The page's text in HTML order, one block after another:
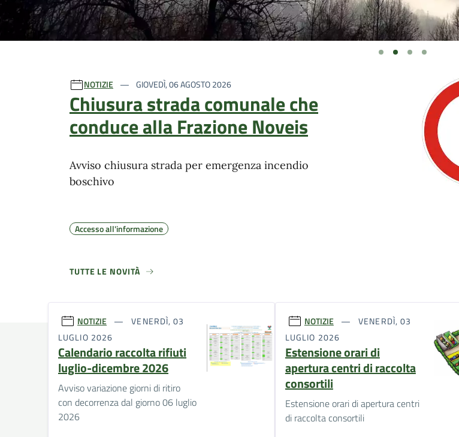
Ultime notizie
NOTIZIE GIOVEDÌ, 06 AGOSTO 2026
Chiusura strada comunale che
conduce alla Frazione Noveis
Avviso chiusura strada per emergenza incendio
boschivo
Accesso all'informazione
TUTTE LE NOVITÀ
NOTIZIE
VENERDÌ, 03
LUGLIO 2026
Calendario raccolta rifiuti
luglio-dicembre 2026
Avviso variazione giorni di ritiro
con decorrenza dal giorno 06 luglio
2026
NOTIZIE
VENERDÌ, 03
LUGLIO 2026
Estensione orari di
apertura centri di raccolta
consortili
Estensione orari di apertura centri
di raccolta consortili